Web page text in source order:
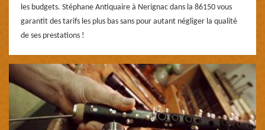
les budgets. Stéphane Antiquaire à Nerignac dans la 86150 vous
garantit des tarifs les plus bas sans pour autant négliger la qualité
de ses prestations !